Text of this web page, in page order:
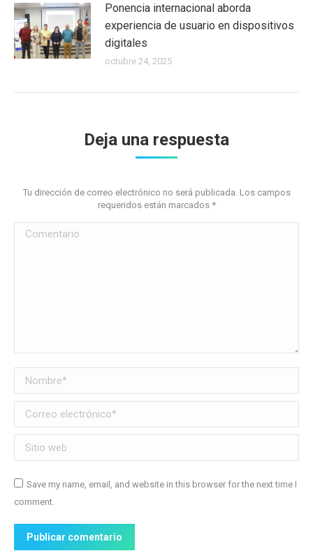
Ponencia internacional aborda
experiencia de usuario en dispositivos
digitales
octubre 24, 2025
Deja una respuesta
Tu dirección de correo electrónico no será publicada. Los campos
requeridos están marcados *
Comentario
Nombre *
Correo electrónico *
Sitio web
Save my name, email, and website in this browser for the next time I
comment.
Publicar comentario